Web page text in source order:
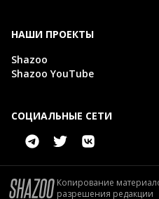
НАШИ ПРОЕКТЫ
Shazoo
Shazoo YouTube
СОЦИАЛЬНЫЕ СЕТИ
Копирование
разрешения редакции